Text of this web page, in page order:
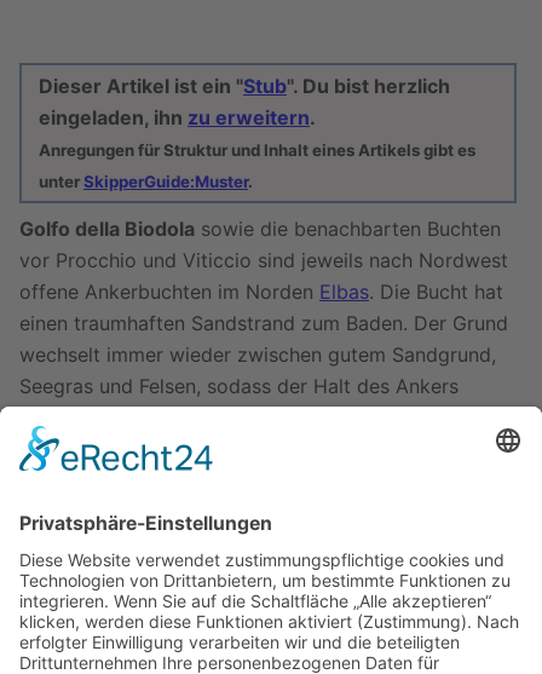
Dieser Artikel ist ein "Stub". Du bist herzlich
eingeladen, ihn zu erweitern.
Anregungen für Struktur und Inhalt eines Artikels gibt es
unterSkipperGuide:Muster.
Golfo della Biodola sowie die benachbarten Buchten
vor Procchio und Viticcio sind jeweils nach Nordwest
offene Ankerbuchten im Norden Elbas. Die Bucht hat
einen traumhaften Sandstrand zum Baden. Der Grund
wechselt immer wieder zwischen gutem Sandgrund,
Seegras und Felsen, sodass der Halt des Ankers
Die beste Abdeckung hat man ganz im Norden vor
Tagsüber wird in der Hauptsaison die komplette Bucht
mit Motorbooten aus Portoferraio überfüllt - nachts
sind eher wenige Segler unter sich.